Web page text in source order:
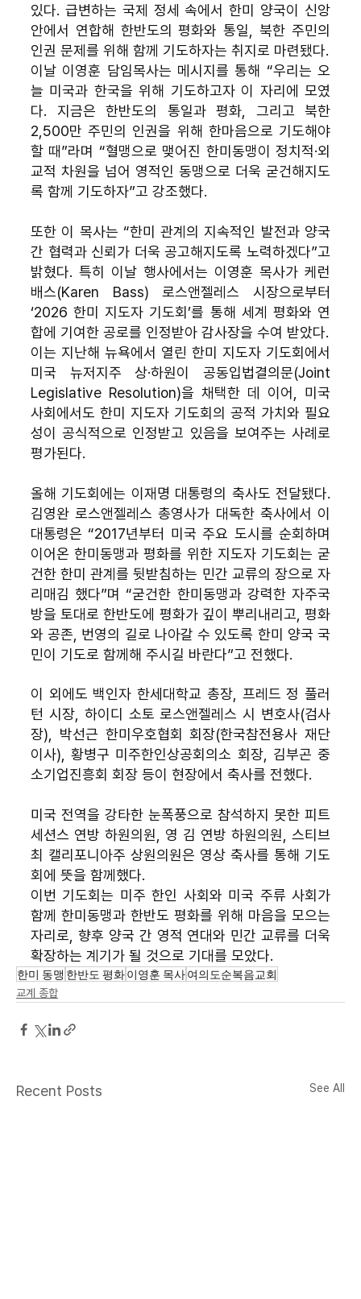
있다. 급변하는 국제 정세 속에서 한미 양국이 신앙
안에서 연합해 한반도의 평화와 통일, 북한 주민의
인권 문제를 위해 함께 기도하자는 취지로 마련됐다.
이날 이영훈 담임목사는 메시지를 통해 “우리는 오
늘 미국과 한국을 위해 기도하고자 이 자리에 모였
다. 지금은 한반도의 통일과 평화, 그리고 북한
2,500만 주민의 인권을 위해 한마음으로 기도해야
할 때”라며 “혈맹으로 맺어진 한미동맹이 정치적·외
교적 차원을 넘어 영적인 동맹으로 더욱 굳건해지도
록 함께 기도하자”고 강조했다.
또한 이 목사는 “한미 관계의 지속적인 발전과 양국
간 협력과 신뢰가 더욱 공고해지도록 노력하겠다”고
밝혔다. 특히 이날 행사에서는 이영훈 목사가 케런
배스(Karen Bass) 로스앤젤레스 시장으로부터
‘2026 한미 지도자 기도회’를 통해 세계 평화와 연
합에 기여한 공로를 인정받아 감사장을 수여 받았다.
이는 지난해 뉴욕에서 열린 한미 지도자 기도회에서
미국 뉴저지주 상·하원이 공동입법결의문(Joint
Legislative Resolution)을 채택한 데 이어, 미국
사회에서도 한미 지도자 기도회의 공적 가치와 필요
성이 공식적으로 인정받고 있음을 보여주는 사례로
평가된다.
올해 기도회에는 이재명 대통령의 축사도 전달됐다.
김영완 로스앤젤레스 총영사가 대독한 축사에서 이
대통령은 “2017년부터 미국 주요 도시를 순회하며
이어온 한미동맹과 평화를 위한 지도자 기도회는 굳
건한 한미 관계를 뒷받침하는 민간 교류의 장으로 자
리매김 했다”며 “굳건한 한미동맹과 강력한 자주국
방을 토대로 한반도에 평화가 깊이 뿌리내리고, 평화
와 공존, 번영의 길로 나아갈 수 있도록 한미 양국 국
민이 기도로 함께해 주시길 바란다”고 전했다.
이 외에도 백인자 한세대학교 총장, 프레드 정 풀러
턴 시장, 하이디 소토 로스앤젤레스 시 변호사(검사
장), 박선근 한미우호협회 회장(한국참전용사 재단
이사), 황병구 미주한인상공회의소 회장, 김부곤 중
소기업진흥회 회장 등이 현장에서 축사를 전했다.
미국 전역을 강타한 눈폭풍으로 참석하지 못한 피트
세션스 연방 하원의원, 영 김 연방 하원의원, 스티브
최 캘리포니아주 상원의원은 영상 축사를 통해 기도
회에 뜻을 함께했다.
이번 기도회는 미주 한인 사회와 미국 주류 사회가
함께 한미동맹과 한반도 평화를 위해 마음을 모으는
자리로, 향후 양국 간 영적 연대와 민간 교류를 더욱
확장하는 계기가 될 것으로 기대를 모았다.
한미 동맹 한반도 평화이영훈 목사여의도순복음교회
교계 종합
Recent Posts See All